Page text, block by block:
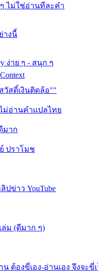
ไม่ใช่อ่านทีละคำ
างนี้
ง่าย ๆ - สนุก ๆ
สดิ์เงินติดล้อ""
ม่อ่านคำแปลไทย
มาก
ปราโมช
ปข่าว YouTube
เล่ม (ดีมาก ๆ)
ต้องขี่เอง-อ่านเอง จึงจะขี่